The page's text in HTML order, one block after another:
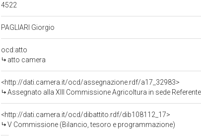
4522
PAGLIARI Giorgio
ocd:atto
atto camera
<http://dati.camera.it/ocd/assegnazione.rdf/a17_32983>
Assegnato alla XIII Commissione Agricoltura in sede
<http://dati.camera.it/ocd/dibattito.rdf/dib108112_17>
V Commissione (Bilancio, tesoro e programmazione)